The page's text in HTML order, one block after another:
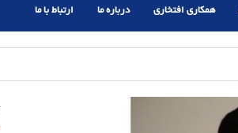
همکاری افتخاری درباره ما ارتباط با ما